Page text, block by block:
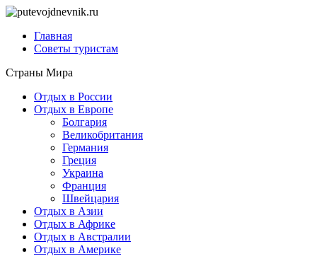
Главная
Советы туристам
Страны Мира
Отдых в России
Отдых в Европе
Болгария
Великобритания
Германия
Греция
Украина
Франция
Швейцария
Отдых в Азии
Отдых в Африке
Отдых в Австралии
Отдых в Америке